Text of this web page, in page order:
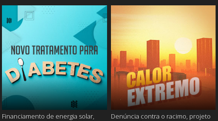
Financiamento de energia solar,
Denúncia contra o racimo, projeto